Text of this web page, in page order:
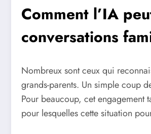
Comment l’IA
conversations
Nombreux sont ceux qui
grands-parents. Un simple coup
Pour beaucoup, cet engagement
pour lesquelles cette situation